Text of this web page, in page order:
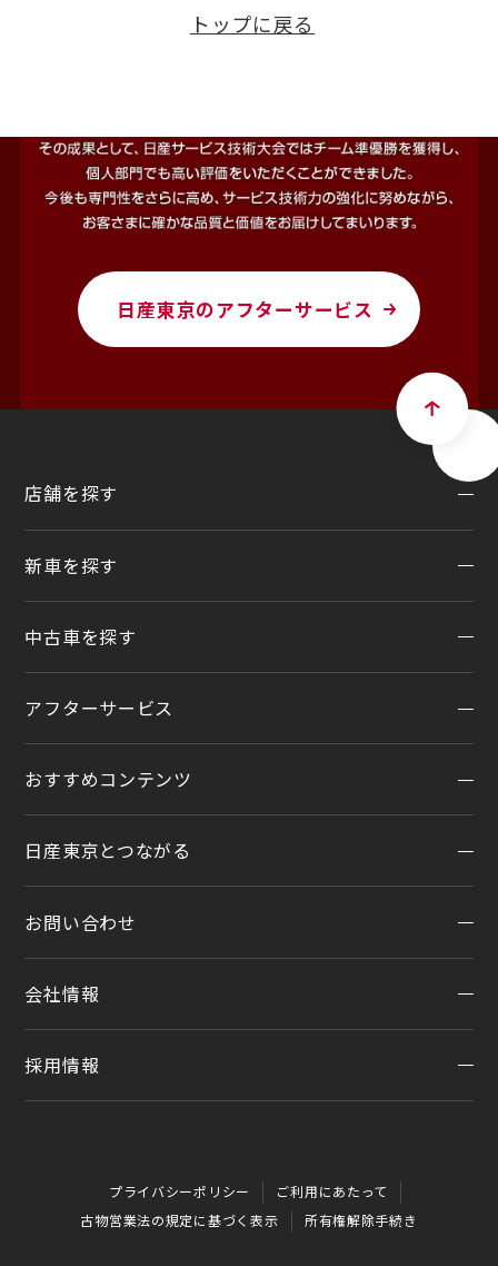
モータースポーツ室
お客さまよりお預かりする大切な書類について
電子公告
企業年金
お客さま本位の業務運営方針（FD宣言）
金融商品販売の勧誘方針
日産ピーズフィールドクラフト
トップに戻る
日産東京のアフターサービス
店舗を探す
地域から探す
店舗リニューアル情報
店舗統合・移転のお知らせ
新車を探す
試乗車・展示車検索
クルマのサブスク（P.O.P）
オンライン相談予約
オンライン見積り
カタログ請求
カーラインアップ
中古車を探す
在庫車一覧
アフターサービス
アフターサービスTOP
メンテプロパック
季節のおすすめ商品
車内空間の商品
抗菌・抗ウイルスコートロングタイプ
おすすめコンテンツ
おすすめコンテンツ
日産東京とつながる
公式LINEアカウント
公式Youtubeアカウント
コラム「クルマと暮らす」
お問い合わせ
お問い合わせTOP
会社情報
会社情報
SDGsへの取り組み
ダイバーシティ＆インクルージョン
採用情報
プライバシーポリシー
ご利用にあたって
古物営業法の規定に基づく表示
所有権解除手続き